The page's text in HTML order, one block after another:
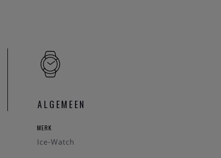
horloge hersteldienst waar alle horlogemerken welkom zijn.
Zo kunnen ook wisselstukken besteld worden zoals bv een
nieuwe armband voor het horloge. Heeft u verder vragen
ALGEMEEN
MERK
Ice-Watch